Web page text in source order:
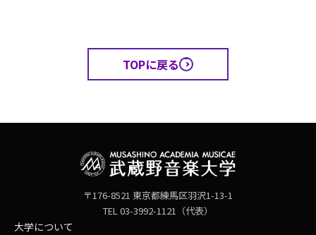
TOPに戻る
〒176-8521 東京都練馬区羽沢1-13-1
TEL 03-3992-1121（代表）
大学について